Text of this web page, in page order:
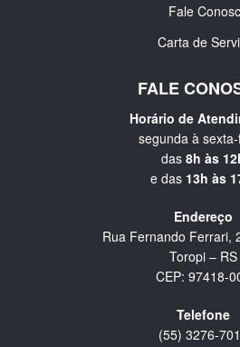
Fale
Carta de
FALE
Horário de
segunda à
das 8h às
e das 13h às
Endereço
Rua Fernando Ferrari,
Toropi – RS
CEP: 97418-
Telefone
(55) 3276-